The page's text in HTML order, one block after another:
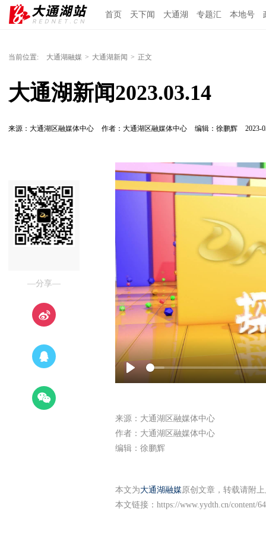
首页 天下闻 大通湖 专题汇 本地号
当前位置: 大通湖融媒 > 大通湖新闻 > 正文
大通湖新闻2023.03.14
来源：大通湖区融媒体中心 作者：大通湖区融媒体中心 编辑：徐鹏辉 2023-
—分享—
Play
来源：大通湖区融媒体中心
作者：大通湖区融媒体中心
编辑：徐鹏辉
本文为大通湖融媒原创文章，转载请附
本文链接： https://www.yydth.cn/content/